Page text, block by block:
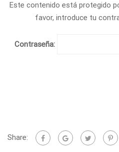
Este contenido está protegido
favor, introduce tu
Contraseña:
Share: